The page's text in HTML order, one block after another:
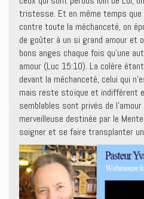
tristesse. Et en même temps
contre toute la méchanceté, on
de goûter à un si grand amour et
bons anges chaque fois qu’une
amour (Luc 15:10). La colère
devant la méchanceté, celui qui
mais reste stoïque et indifférent
semblables sont privés de
merveilleuse destinée par le
soigner et se faire transplanter un